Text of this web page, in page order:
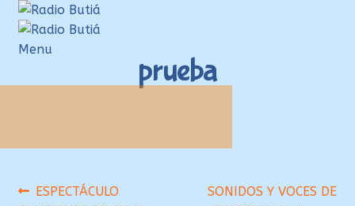
Ir
a
la
Ir
al
contenido
Menu
Propuestas para el aula
prueba
Navegación
Anterior:
ESPECTÁCULO
Siguiente:
SONIDOS Y VOCES DE